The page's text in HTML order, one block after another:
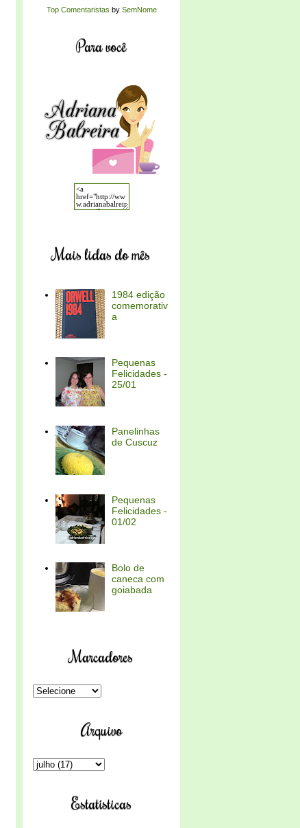
Top Comentaristas by SemNome
Para você
Mais lidas do mês
1984 edição
comemorativ
a
Pequenas
Felicidades -
25/01
Panelinhas
de Cuscuz
Pequenas
Felicidades -
01/02
Bolo de
caneca com
goiabada
Marcadores
Arquivo
Estatísticas